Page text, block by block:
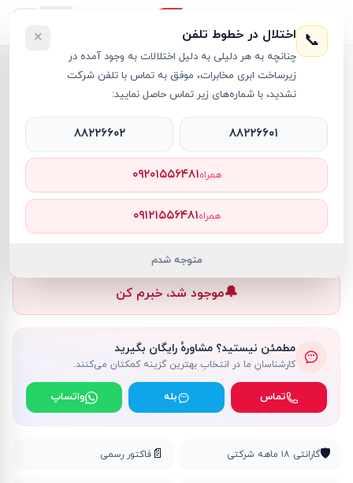
لپ تاپ Victus ›
لپ تاپ Victus RT21154
ناموجود
🔔موجود شد، خبرم کن
مطمئن نیستید؟ مشاورهٔ رایگان بگیرید
کارشناسانِ ما در انتخابِ بهترین گزینه کمکتان می‌کنند.
تماس بله واتساپ
🛡️گارانتی ۱۸ ماهه شرکتی 📄 فاکتور رسمی
📞 اختلال در خطوط تلفن
چنانچه به هر دلیلی به دلیل اختلالات به وجود آمده در
زیرساخت ابری مخابرات، موفق به تماس با تلفن شرکت
نشدید، با شماره‌های زیر تماس حاصل نمایید:
×
۸۸۲۲۶۶۰۱ ۸۸۲۲۶۶۰۲
همراه۰۹۲۰۱۵۵۶۴۸۱
همراه۰۹۱۲۱۵۵۶۴۸۱
متوجه شدم